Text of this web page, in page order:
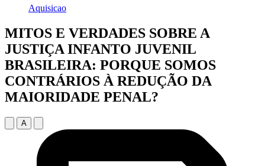
Aquisicao
MITOS E VERDADES SOBRE A
JUSTIÇA INFANTO JUVENIL
BRASILEIRA: PORQUE SOMOS
CONTRÁRIOS À REDUÇÃO DA
MAIORIDADE PENAL?
A